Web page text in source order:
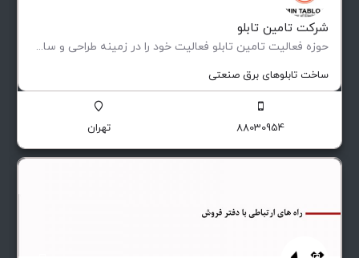
شرکت تامین تابلو
حوزه فعالیت تامین تابلو فعاليت خود را در زمينه طراحی و ساخت انواع تابلوهای فشار ضعيف و متوسط (فيكس و كشويی)…
ساخت تابلوهای برق صنعتی
88030954 تهران